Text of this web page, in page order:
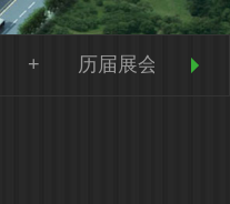
历届展会